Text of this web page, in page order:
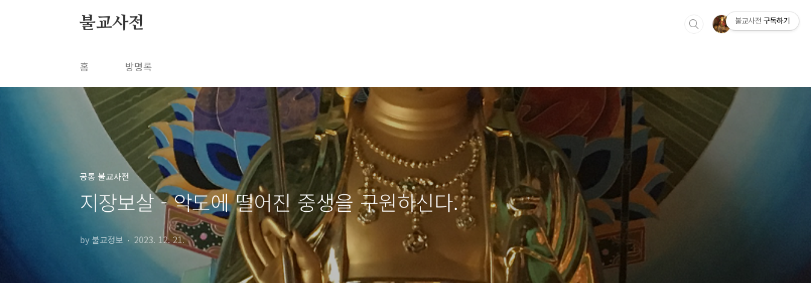
불교사전
홈 방명록
공통 불교사전
지장보살 - 악도에 떨어진 중생을 구원하신다.
by 불교정보 2023. 12. 21.
불교사전 구독하기